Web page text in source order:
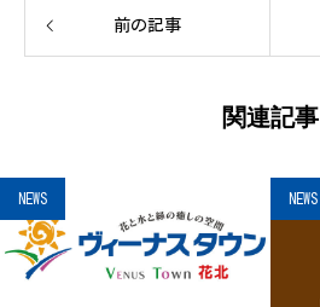
前の記事
関連記事
NEWS NEWS